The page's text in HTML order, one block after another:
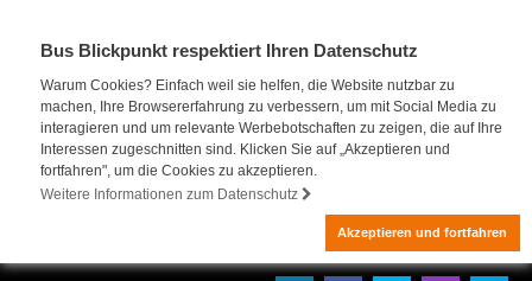
Bus Blickpunkt respektiert Ihren Datenschutz
Warum Cookies? Einfach weil sie helfen, die Website nutzbar zu
machen, Ihre Browsererfahrung zu verbessern, um mit Social Media zu
interagieren und um relevante Werbebotschaften zu zeigen, die auf Ihre
Interessen zugeschnitten sind. Klicken Sie auf „Akzeptieren und
fortfahren", um die Cookies zu akzeptieren.
Weitere Informationen zum Datenschutz
Akzeptieren und fortfahren